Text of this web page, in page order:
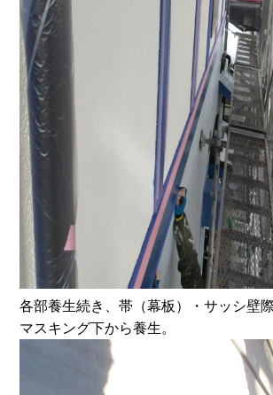
各部養生続き、帯（幕板）・サッシ壁
マスキング下から養生。